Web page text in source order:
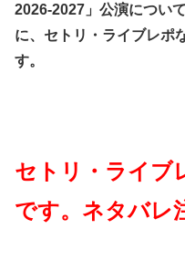
2026-2027」公演につい
に、セトリ・ライブレポ
す。
セトリ・ライブ
です。ネタバレ